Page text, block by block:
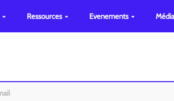
Ressources Evenements